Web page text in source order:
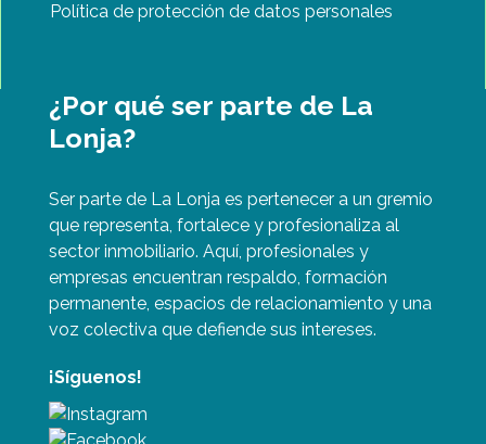
Política de protección de datos personales
¿Por qué ser parte de La
Lonja?
Ser parte de La Lonja es pertenecer a un gremio
que representa, fortalece y profesionaliza al
sector inmobiliario. Aquí, profesionales y
empresas encuentran respaldo, formación
permanente, espacios de relacionamiento y una
voz colectiva que defiende sus intereses.
¡Síguenos!